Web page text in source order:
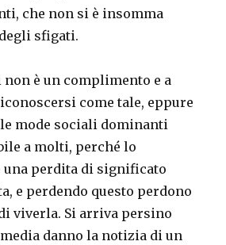
che non si è insomma
sfigati.
è un complimento e a
come tale, eppure
mode sociali dominanti
a molti, perché lo
una perdita di significato
e perdendo questo perdono
viverla. Si arriva persino
media danno la notizia di un